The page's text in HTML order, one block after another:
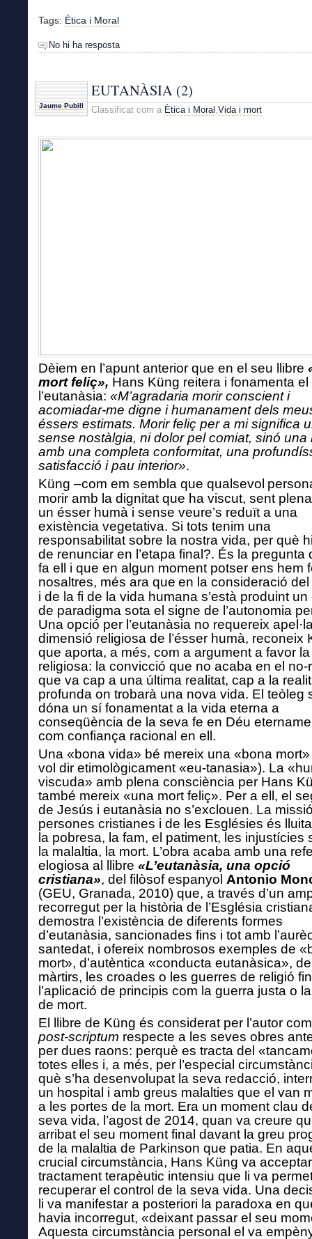
Tags: Ètica i Moral
No hi ha resposta
Jaume Pubill
EUTANÀSIA (2)
Classificat com a Ètica i Moral ,Vida i mort
Dèiem en l’apunt anterior que en el seu llibre
mort feliç», Hans Küng reitera i fonamenta el
l’eutanàsia: «M’agradaria morir conscient i
acomiadar-me digne i humanament dels
éssers estimats. Morir feliç per a mi significa
sense nostàlgia, ni dolor pel comiat, sinó una
amb una completa conformitat, una
satisfacció i pau interior».
Küng –com em sembla que qualsevol
morir amb la dignitat que ha viscut, sent
un ésser humà i sense veure’s reduït a una
existència vegetativa. Si tots tenim una
responsabilitat sobre la nostra vida, per què
de renunciar en l’etapa final?. És la pregunta
fa ell i que en algun moment potser ens hem
nosaltres, més ara que en la consideració
i de la fi de la vida humana s’està produint un
de paradigma sota el signe de l’autonomia
Una opció per l’eutanàsia no requereix
dimensió religiosa de l’ésser humà, reconeix
que aporta, a més, com a argument a favor
religiosa: la convicció que no acaba en el no-
que va cap a una última realitat, cap a la
profunda on trobarà una nova vida. El teòleg
dóna un sí fonamentat a la vida eterna a
conseqüència de la seva fe en Déu
com confiança racional en ell.
Una «bona vida» bé mereix una «bona
vol dir etimològicament «eu-tanasia»). La
viscuda» amb plena consciència per Hans
també mereix «una mort feliç». Per a ell, el
de Jesús i eutanàsia no s’exclouen. La
persones cristianes i de les Esglésies és
la pobresa, la fam, el patiment, les injustícies
la malaltia, la mort. L’obra acaba amb una
elogiosa al llibre «L’eutanàsia, una opció
cristiana», de l filòsof espanyol Antonio
(GEU, Granada, 2010) que, a través d’un
recorregut per la història de l’Església
demostra l’existència de diferents formes
d’eutanàsia, sancionades fins i tot amb
santedat, i ofereix nombrosos exemples de
mort», d’autèntica «conducta eutanàsica»,
màrtirs, les croades o les guerres de religió
l’aplicació de principis com la guerra justa o
de mort.
El llibre de Küng és considerat per l’autor
post-scriptum respecte a les seves obres
per dues raons: perquè es tracta del
totes elles i, a més, per l’especial
què s’ha desenvolupat la seva redacció,
un hospital i amb greus malalties que el van
a l es portes de la mort. Era un moment clau
seva vida, l’agost de 2014, quan va creure
arribat el seu moment final davant la greu
de la malaltia de Parkinson que patia. En
crucial circumstància, Hans Küng va
tractament terapèutic intensiu que li va
recuperar el control de la seva vida. Una
li va manifestar a posteriori la paradoxa en
havia incorregut, «deixant passar el seu
Aquesta circumstància personal el va